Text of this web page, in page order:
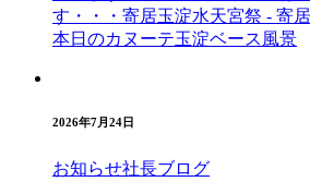
す・・・寄居玉淀水天宮祭 - 寄
本日のカヌーテ玉淀ベース風景
2026年7月24日
お知らせ社長ブログ